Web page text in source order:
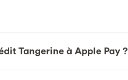
Tangerine à Apple Pay ?